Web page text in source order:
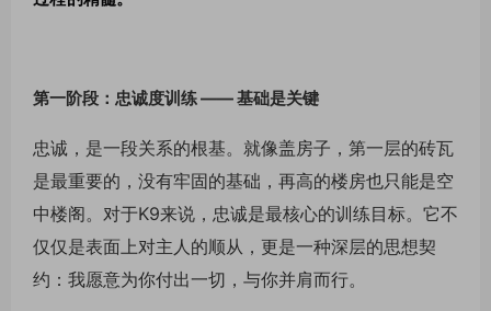
第一阶段：忠诚度训练 —— 基础是关键
忠诚，是一段关系的根基。就像盖房子，第一层的砖瓦
是最重要的，没有牢固的基础，再高的楼房也只能是空
中楼阁。对于K9来说，忠诚是最核心的训练目标。它不
仅仅是表面上对主人的顺从，更是一种深层的思想契
约：我愿意为你付出一切，与你并肩而行。